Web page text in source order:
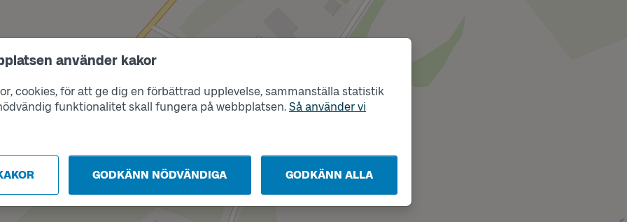
använder kakor
cookies, för att ge dig en förbättrad upplevelse, sammanställa statistik
funktionalitet skall fungera på webbplatsen. Så använder vi
GODKÄNN NÖDVÄNDIGA GODKÄNN ALLA
A